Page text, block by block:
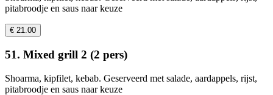
pitabroodje en saus naar keuze
€ 21.00
51. Mixed grill 2 (2 pers)
Shoarma, kipfilet, kebab. Geserveerd met salade, aardappels, rijst,
pitabroodje en saus naar keuze